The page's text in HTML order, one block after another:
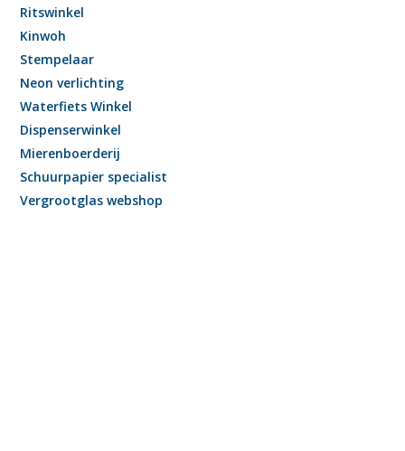
Ritswinkel
Kinwoh
Stempelaar
Neon verlichting
Waterfiets Winkel
Dispenserwinkel
Mierenboerderij
Schuurpapier specialist
Vergrootglas webshop